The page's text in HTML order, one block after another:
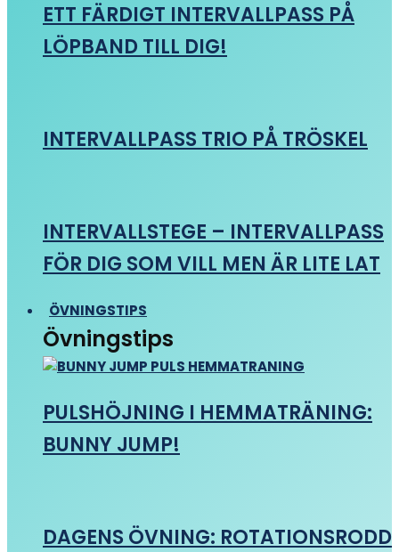
ETT FÄRDIGT INTERVALLPASS PÅ
LÖPBAND TILL DIG!
INTERVALLPASS TRIO PÅ TRÖSKEL
INTERVALLSTEGE – INTERVALLPASS
FÖR DIG SOM VILL MEN ÄR LITE LAT
ÖVNINGSTIPS
Övningstips
PULSHÖJNING I HEMMATRÄNING:
BUNNY JUMP!
DAGENS ÖVNING: ROTATIONSRODD